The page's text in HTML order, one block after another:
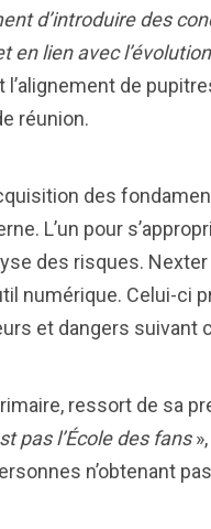
d’introduire des
en lien avec
l’alignement de
réunion.
des
L’un pour
des risques.
numérique. Celui-ci
et dangers suivant
ressort de sa
pas l’École des fans
n’obtenant